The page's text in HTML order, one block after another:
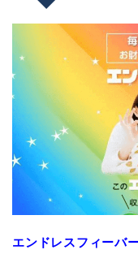
エンドレスフィーバ